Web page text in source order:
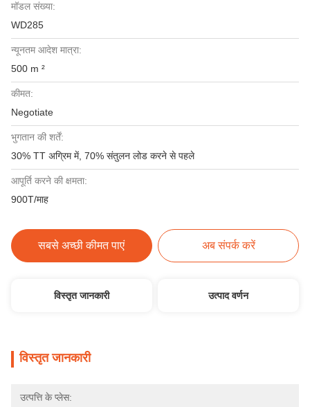
मॉडल संख्या:
WD285
न्यूनतम आदेश मात्रा:
500 m ²
कीमत:
Negotiate
भुगतान की शर्तें:
30% TT अग्रिम में, 70% संतुलन लोड करने से पहले
आपूर्ति करने की क्षमता:
900T/माह
सबसे अच्छी कीमत पाएं अब संपर्क करें
विस्तृत जानकारी उत्पाद वर्णन
विस्तृत जानकारी
उत्पत्ति के प्लेस: